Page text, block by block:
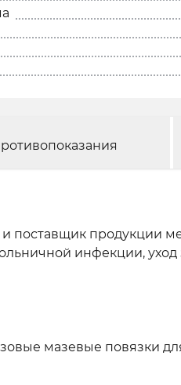
поставщик продукции
инфекции,
мазевые повязки